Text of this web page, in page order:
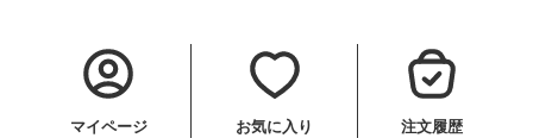
マイページ お気に入り 注文履歴